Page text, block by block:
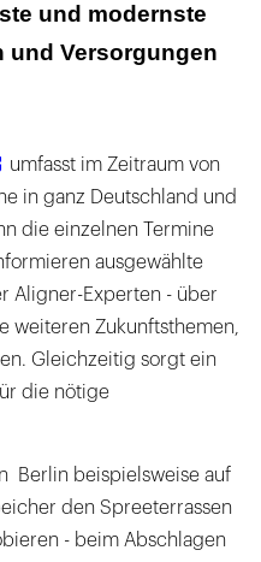
und modernste
und Versorgungen
umfasst im Zeitraum von
in ganz Deutschland und
die einzelnen Termine
ausgewählte
Aligner-Experten - über
weiteren Zukunftsthemen,
Gleichzeitig sorgt ein
die nötige
Berlin beispielsweise auf
den Spreeterrassen
- beim Abschlagen